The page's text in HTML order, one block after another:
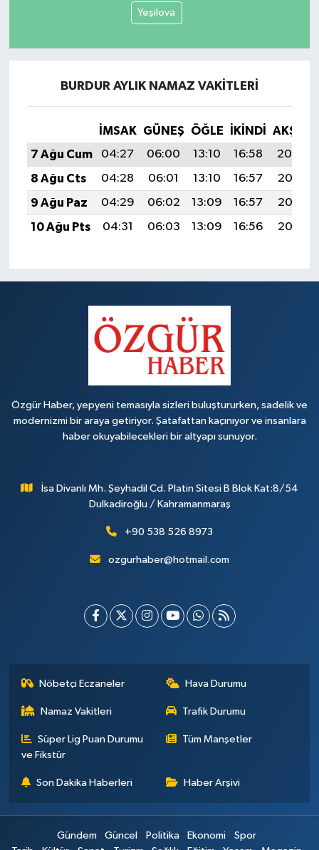
Yeşilova
BURDUR AYLIK NAMAZ VAKITLERI
İMSAK GÜNEŞ ÖĞLE İKINDI
AKŞAM
7 Ağu Cum
04:27 06:00 13:10 16:58
20:09
8 Ağu Cts
04:28 06:01 13:10 16:57
20:08
9 Ağu Paz
04:29 06:02 13:09 16:57
20:07
10 Ağu Pts
04:31 06:03 13:09 16:56 20:06
Özgür Haber, yepyeni temasıyla sizleri buluştururken, sadelik ve
modernizmi bir araya getiriyor. Şatafattan kaçınıyor ve insanlara
haber okuyabilecekleri bir altyapı sunuyor.
İsa Divanlı Mh. Şeyhadil Cd. Platin Sitesi B Blok Kat:8/54
Dulkadiroğlu / Kahramanmaraş
+90 538 526 8973
ozgurhaber@hotmail.com
Nöbetçi Eczaneler Hava Durumu
Namaz Vakitleri Trafik Durumu
Süper Lig Puan Durumu
ve Fikstür
Tüm Manşetler
Son Dakika Haberleri Haber Arşivi
Gündem Güncel Politika Ekonomi
Spor